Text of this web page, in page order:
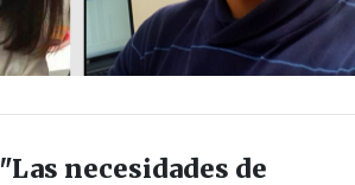
"Las necesidades de